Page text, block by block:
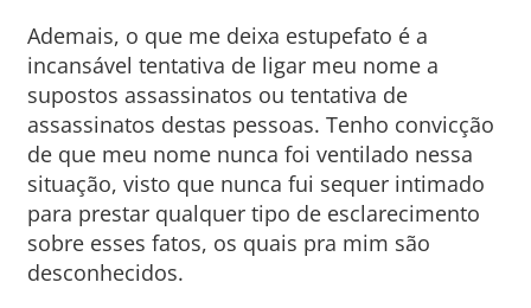
Ademais, o que me deixa estupefato é a
incansável tentativa de ligar meu nome a
supostos assassinatos ou tentativa de
assassinatos destas pessoas. Tenho convicção
de que meu nome nunca foi ventilado nessa
situação, visto que nunca fui sequer intimado
para prestar qualquer tipo de esclarecimento
sobre esses fatos, os quais pra mim são
desconhecidos.